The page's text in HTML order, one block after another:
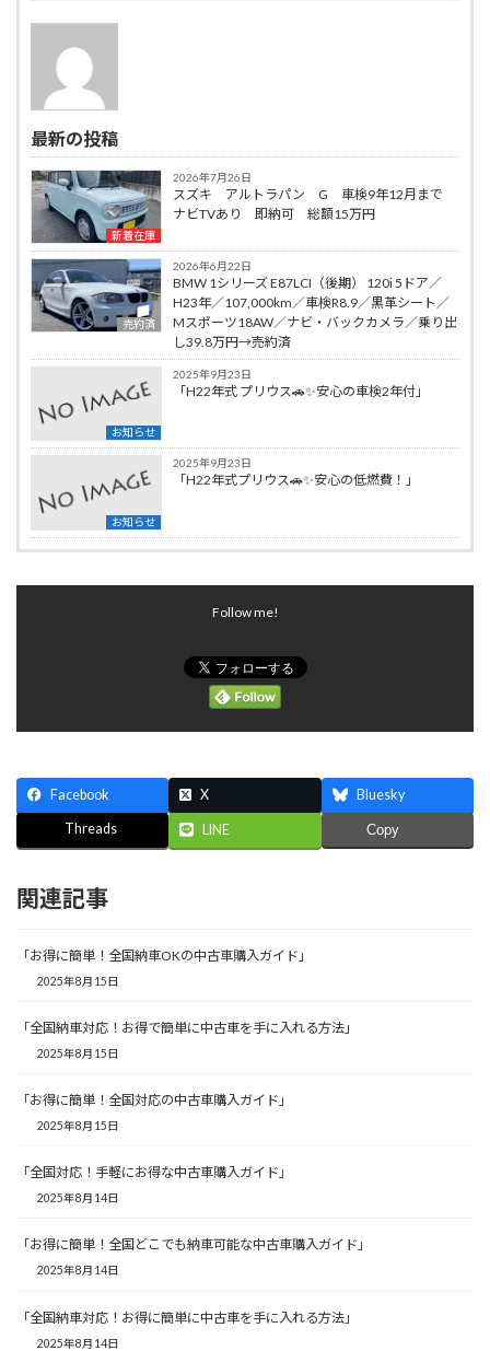
最新の投稿
新着在庫
2026年7月26日
スズキ アルトラパン G 車検9年12月まで
ナビTVあり 即納可 総額15万円
売約済
2026年6月22日
BMW 1シリーズ E87LCI（後期） 120i 5ドア／
H23年／107,000km／車検R8.9／黒革シート／
Mスポーツ18AW／ナビ・バックカメラ／乗り出
し39.8万円→売約済
お知らせ
2025年9月23日
「H22年式 プリウス🚗✨安心の車検2年付」
お知らせ
2025年9月23日
「H22年式プリウス🚗✨安心の低燃費！」
Follow me!
Facebook X Bluesky
Threads LINE Copy
関連記事
「お得に簡単！全国納車OKの中古車購入ガイド」
2025年8月15日
「全国納車対応！お得で簡単に中古車を手に入れる方法」
2025年8月15日
「お得に簡単！全国対応の中古車購入ガイド」
2025年8月15日
「全国対応！手軽にお得な中古車購入ガイド」
2025年8月14日
「お得に簡単！全国どこでも納車可能な中古車購入ガイド」
2025年8月14日
「全国納車対応！お得に簡単に中古車を手に入れる方法」
2025年8月14日